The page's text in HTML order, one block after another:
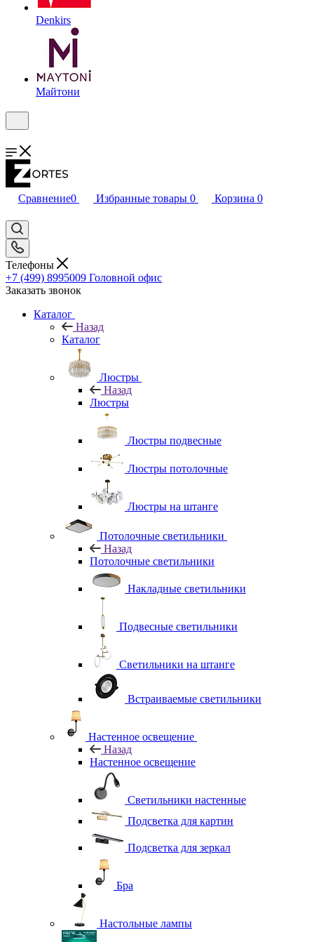
Denkirs
Майтони
Сравнение0 Избранные товары 0 Корзина 0
Телефоны
+7 (499) 8995009 Головной офис
Заказать звонок
Каталог
Назад
Каталог
Люстры
Назад
Люстры
Люстры подвесные
Люстры потолочные
Люстры на штанге
Потолочные светильники
Назад
Потолочные светильники
Накладные светильники
Подвесные светильники
Светильники на штанге
Встраиваемые светильники
Настенное освещение
Назад
Настенное освещение
Светильники настенные
Подсветка для картин
Подсветка для зеркал
Бра
Настольные лампы